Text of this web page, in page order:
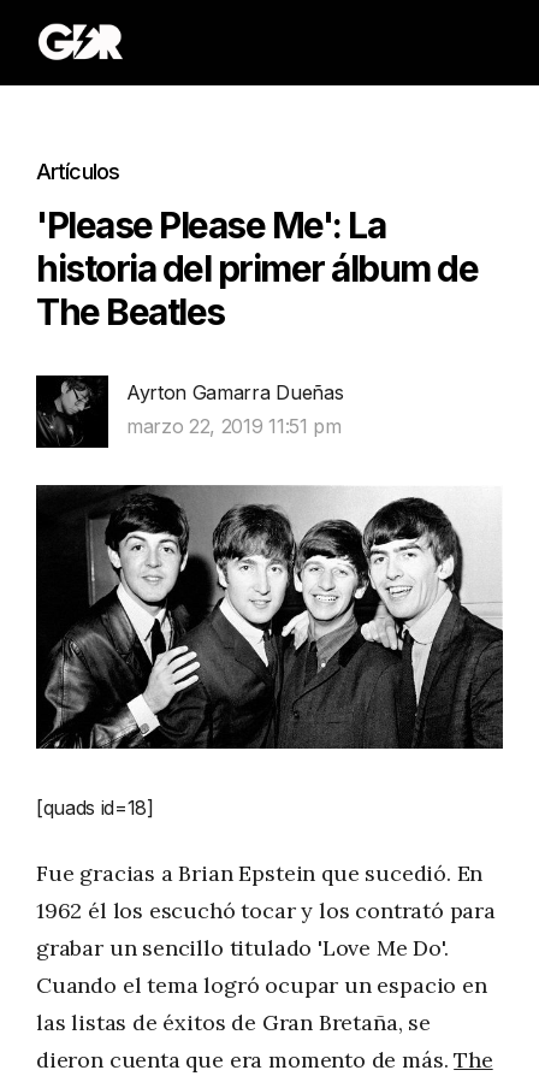
Artículos
'Please Please Me': La
historia del primer álbum de
The Beatles
Ayrton Gamarra Dueñas
marzo 22, 2019 11:51 pm
[quads id=18]
Fue gracias a Brian Epstein que sucedió. En
1962 él los escuchó tocar y los contrató para
grabar un sencillo titulado 'Love Me Do'.
Cuando el tema logró ocupar un espacio en
las listas de éxitos de Gran Bretaña, se
dieron cuenta que era momento de más.The